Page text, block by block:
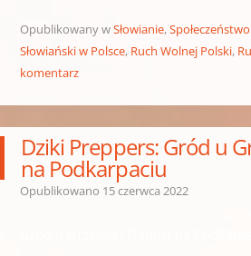
Opublikowany wSłowianie,
Słowiański w Polsce, Ruch Wolnej Polski,
komentarz
Dziki Preppers: Gród u
na Podkarpaciu
Opublikowano 15 czerwca 2022